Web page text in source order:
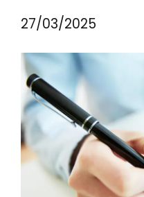
27/03/2025